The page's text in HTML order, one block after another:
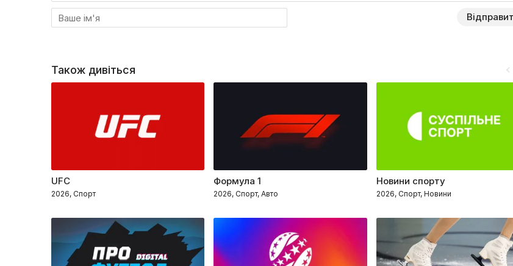
Також дивіться
UFC
2026, Спорт
Формула 1
2026, Спорт, Авто
Новини спорту
2026, Спорт, Новини